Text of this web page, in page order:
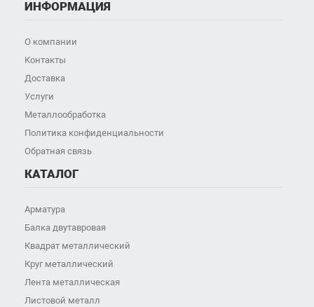
ИНФОРМАЦИЯ
О компании
Контакты
Доставка
Услуги
Металлообработка
Политика конфиденциальности
Обратная связь
КАТАЛОГ
Арматура
Балка двутавровая
Квадрат металлический
Круг металлический
Лента металлическая
Листовой металл